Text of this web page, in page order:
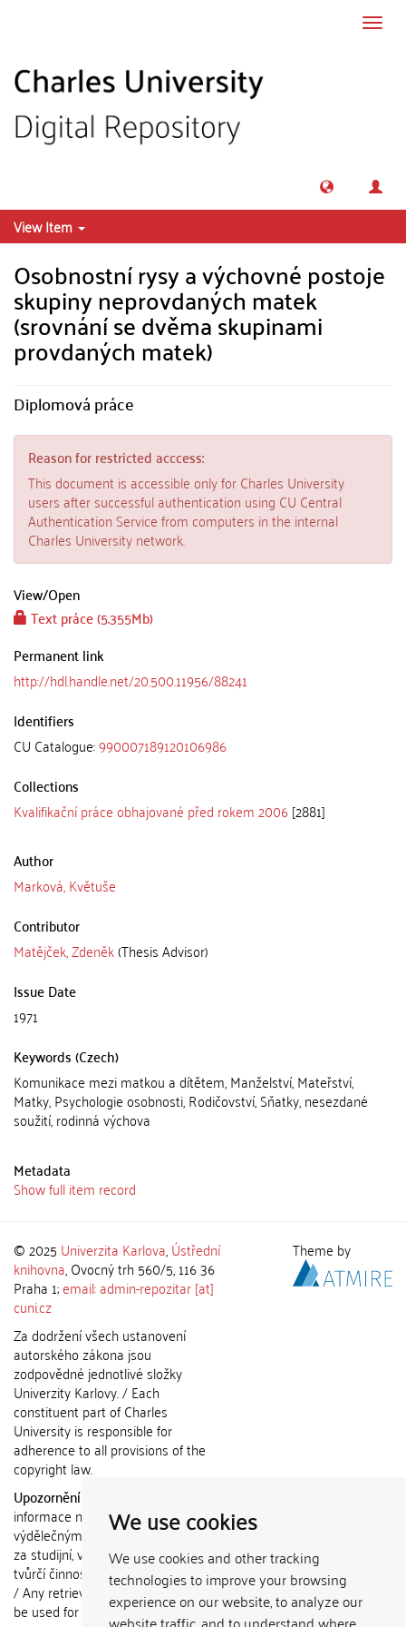
We use cookies
We use cookies and other tracking
technologies to improve your browsing
experience on our website, to analyze our
View Item
Osobnostní rysy a výchovné postoje
skupiny neprovdaných matek
(srovnání se dvěma skupinami
provdaných matek)
Diplomová práce
Reason for restricted acccess:
This document is accessible only for Charles University
users after successful authentication using CU Central
Authentication Service from computers in the internal
Charles University network.
View/Open
Text práce (5.355Mb)
Permanent link
http://hdl.handle.net/20.500.11956/88241
Identifiers
CU Catalogue:990007189120106986
Collections
Kvalifikační práce obhajované před rokem 2006[2881]
Author
Marková, Květuše
Contributor
Matějček, Zdeněk(Thesis Advisor)
Issue Date
1971
Keywords (Czech)
Komunikace mezi matkou a dítětem, Manželství, Mateřství,
Matky, Psychologie osobnosti, Rodičovství, Sňatky, nesezdané
soužití, rodinná výchova
Metadata
Show full item record
© 2025 Univerzita Karlova,Ústřední
knihovna, Ovocný trh 560/5, 116 36
Praha 1;email: admin-repozitar [at]
cuni.cz
Za dodržení všech ustanovení
autorského zákona jsou
zodpovědné jednotlivé složky
Univerzity Karlovy. / Each
constituent part of Charles
University is responsible for
adherence to all provisions of the
copyright law.
Upozornění / Notice:
informace nemohou být použity k
výdělečným účelům nebo vydávány
za studijní, vědeckou nebo jinou
tvůrčí činnost jiné osoby než autora.
/ Any retrieved information shall not
be used for any commercial
Theme by